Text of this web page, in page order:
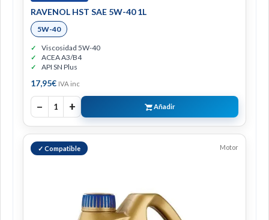
RAVENOL HST SAE 5W-40 1L
5W-40
Viscosidad 5W-40
ACEA A3/B4
API SN Plus
17,95€ IVA inc
− 1 + Añadir
✓ Compatible Motor